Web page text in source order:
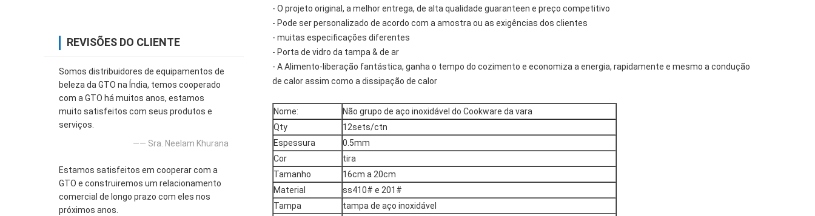
REVISÕES DO CLIENTE
Somos distribuidores de equipamentos de
beleza da GTO na Índia, temos cooperado
com a GTO há muitos anos, estamos
muito satisfeitos com seus produtos e
serviços.
—— Sra. Neelam Khurana
Estamos satisfeitos em cooperar com a
GTO e construiremos um relacionamento
comercial de longo prazo com eles nos
próximos anos.
- O projeto original, a melhor entrega, de alta qualidade guaranteen e preço competitivo
- Pode ser personalizado de acordo com a amostra ou as exigências dos clientes
- muitas especificações diferentes
- Porta de vidro da tampa & de ar
- A Alimento-liberação fantástica, ganha o tempo do cozimento e economiza a energia, rapidamente e mesmo a condução
de calor assim como a dissipação de calor
Nome:
Não grupo de aço inoxidável do Cookware da vara
Qty
12sets/ctn
Espessura
0.5mm
Cor
tira
Tamanho
16cm a 20cm
Material
ss410# e 201#
Tampa
tampa de aço inoxidável